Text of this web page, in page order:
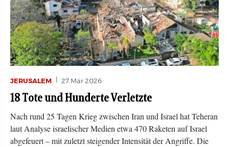
JERUSALEM 27.Mär 2026
18 Tote und Hunderte Verletzte
Nach rund 25 Tagen Krieg zwischen Iran und Israel hat Teheran
laut Analyse israelischer Medien etwa 470 Raketen auf Israel
abgefeuert – mit zuletzt steigender Intensität der Angriffe. Die